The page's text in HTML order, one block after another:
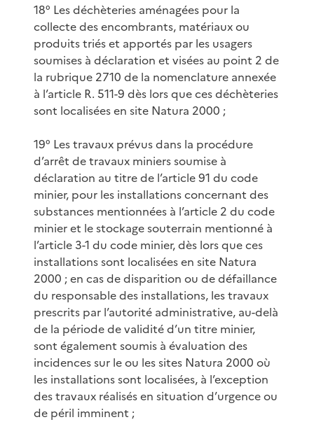
18° Les déchèteries aménagées pour la
collecte des encombrants, matériaux ou
produits triés et apportés par les usagers
soumises à déclaration et visées au point 2 de
la rubrique 2710 de la nomenclature annexée
à l’article R. 511-9 dès lors que ces déchèteries
sont localisées en site Natura 2000 ;
19° Les travaux prévus dans la procédure
d’arrêt de travaux miniers soumise à
déclaration au titre de l’article 91 du code
minier, pour les installations concernant des
substances mentionnées à l’article 2 du code
minier et le stockage souterrain mentionné à
l’article 3-1 du code minier, dès lors que ces
installations sont localisées en site Natura
2000 ; en cas de disparition ou de défaillance
du responsable des installations, les travaux
prescrits par l’autorité administrative, au-delà
de la période de validité d’un titre minier,
sont également soumis à évaluation des
incidences sur le ou les sites Natura 2000 où
les installations sont localisées, à l’exception
des travaux réalisés en situation d’urgence ou
de péril imminent ;